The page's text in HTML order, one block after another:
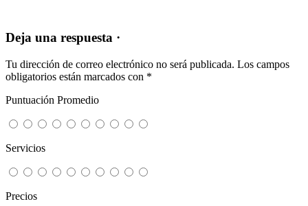
Deja una respuesta ·
Tu dirección de correo electrónico no será publicada. Los campos
obligatorios están marcados con *
Puntuación Promedio
Servicios
Precios